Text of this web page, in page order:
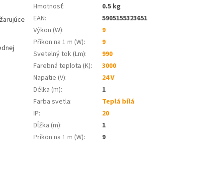
Hmotnosť:
0.5 kg
EAN:
5905155323651
Výkon (W):
9
Příkon na 1 m (W):
9
Svetelný tok (Lm):
990
Farebná teplota (K):
3000
Napätie (V):
24 V
Délka (m):
1
Farba svetla:
Teplá bílá
IP:
20
Dĺžka (m):
1
Príkon na 1 m (W): 9